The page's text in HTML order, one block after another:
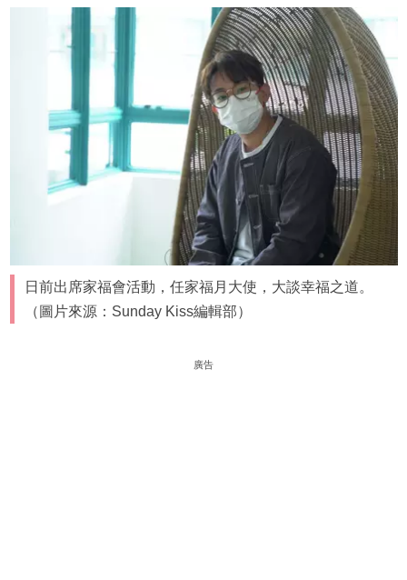
日前出席家福會活動，任家福月大使，大談幸福之道。
（圖片來源：Sunday Kiss編輯部）
廣告